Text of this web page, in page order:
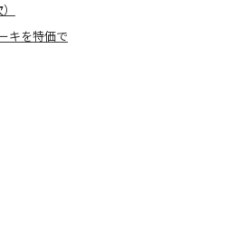
キを特価で